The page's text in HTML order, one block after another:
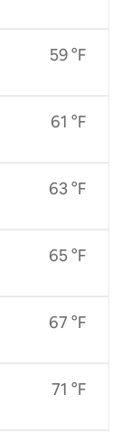
59 °F
61 °F
63 °F
65 °F
67 °F
71 °F